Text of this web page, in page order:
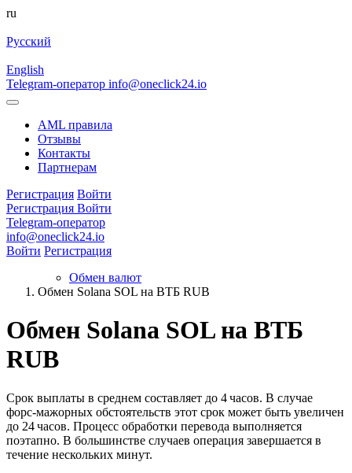
ru
Русский
English
Telegram-оператор info@oneclick24.io
AML правила
Отзывы
Контакты
Партнерам
Регистрация Войти
Регистрация Войти
Telegram-оператор
info@oneclick24.io
Войти Регистрация
Обмен валют
Обмен Solana SOL на ВТБ RUB
Обмен Solana SOL на ВТБ
RUB
Срок выплаты в среднем составляет до 4 часов. В случае
форс‑мажорных обстоятельств этот срок может быть увеличен
до 24 часов. Процесс обработки перевода выполняется
поэтапно. В большинстве случаев операция завершается в
течение нескольких минут.